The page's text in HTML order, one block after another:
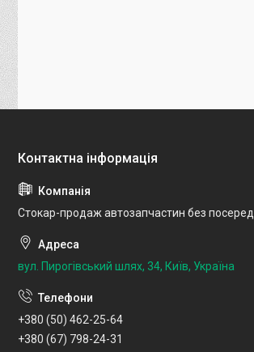
Стокар-продаж автозапчастин без
вул. Пирогівський шлях, 34, Київ, Україна
+380 (50) 462-25-64
+380 (67) 798-24-31